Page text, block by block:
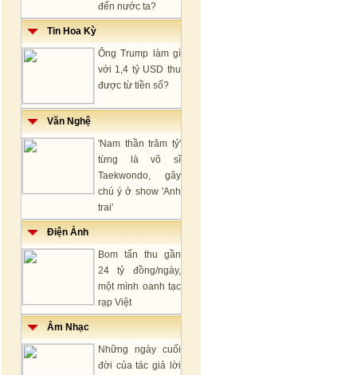
đến nước ta?
Tin Hoa Kỳ
Ông Trump làm gì
với 1,4 tỷ USD thu
được từ tiền số?
Văn Nghệ
'Nam thần trăm tỷ'
từng là võ sĩ
Taekwondo, gây
chú ý ở show 'Anh
trai'
Điện Ảnh
Bom tấn thu gần
24 tỷ đồng/ngày,
một mình oanh tạc
rạp Việt
Âm Nhạc
Những ngày cuối
đời của tác giả lời